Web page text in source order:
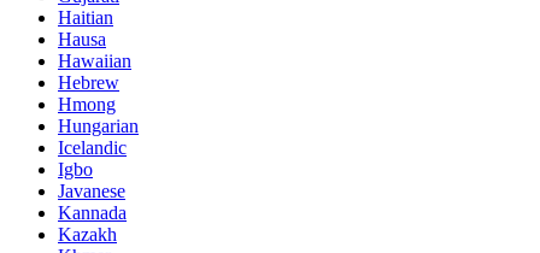
Haitian
Hausa
Hawaiian
Hebrew
Hmong
Hungarian
Icelandic
Igbo
Javanese
Kannada
Kazakh